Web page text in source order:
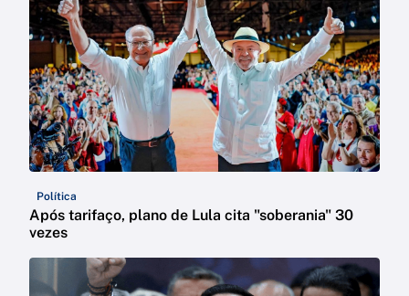
Política
Após tarifaço, plano de Lula cita "soberania" 30
vezes